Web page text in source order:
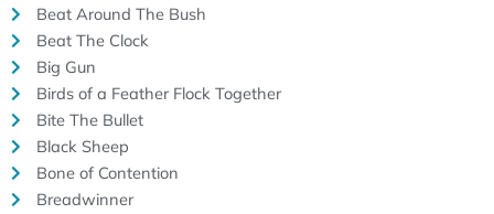
Beat Around The Bush
Beat The Clock
Big Gun
Birds of a Feather Flock Together
Bite The Bullet
Black Sheep
Bone of Contention
Breadwinner